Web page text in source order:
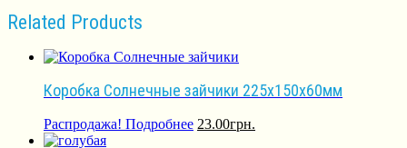
Related Products
Коробка Солнечные зайчики 225х150х60мм
Распродажа! Подробнее 23.00грн.